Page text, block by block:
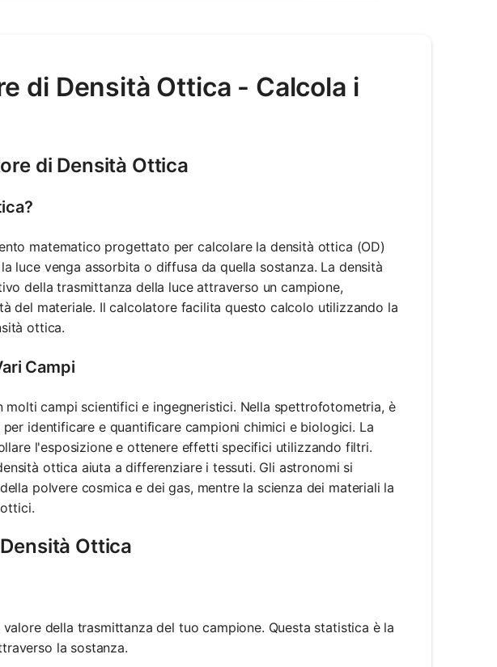
di Densità Ottica - Calcola i
di Densità Ottica
matematico progettato per calcolare la densità ottica (OD)
luce venga assorbita o diffusa da quella sostanza. La densità
della trasmittanza della luce attraverso un campione,
del materiale. Il calcolatore facilita questo calcolo utilizzando la
ottica.
Campi
campi scientifici e ingegneristici. Nella spettrofotometria, è
identificare e quantificare campioni chimici e biologici. La
l'esposizione e ottenere effetti specifici utilizzando filtri.
ottica aiuta a differenziare i tessuti. Gli astronomi si
polvere cosmica e dei gas, mentre la scienza dei materiali la
Ottica
valore della trasmittanza del tuo campione. Questa statistica è la
la sostanza.